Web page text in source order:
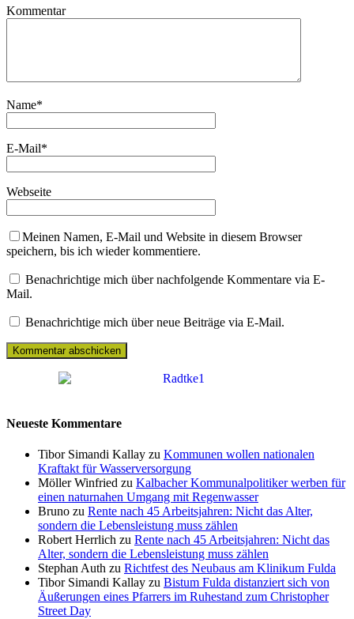
Kommentar
Name*
E-Mail*
Webseite
Meinen Namen, E-Mail und Website in diesem Browser
speichern, bis ich wieder kommentiere.
Benachrichtige mich über nachfolgende Kommentare via E-
Mail.
Benachrichtige mich über neue Beiträge via E-Mail.
Neueste Kommentare
Tibor Simandi Kallay zu Kommunen wollen nationalen
Kraftakt für Wasserversorgung
Möller Winfried zu Kalbacher Kommunalpolitiker werben für
einen naturnahen Umgang mit Regenwasser
Bruno zu Rente nach 45 Arbeitsjahren: Nicht das Alter,
sondern die Lebensleistung muss zählen
Robert Herrlich zu Rente nach 45 Arbeitsjahren: Nicht das
Alter, sondern die Lebensleistung muss zählen
Stephan Auth zu Richtfest des Neubaus am Klinikum Fulda
Tibor Simandi Kallay zu Bistum Fulda distanziert sich von
Äußerungen eines Pfarrers im Ruhestand zum Christopher
Street Day